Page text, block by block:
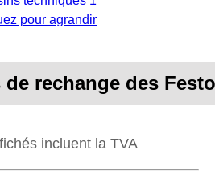
pour agrandir
rechange des
incluent la TVA